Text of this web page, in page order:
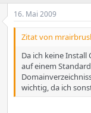
16. Mai 2009
Zitat von
Da ich keine Install
auf einem
wichtig, da ich